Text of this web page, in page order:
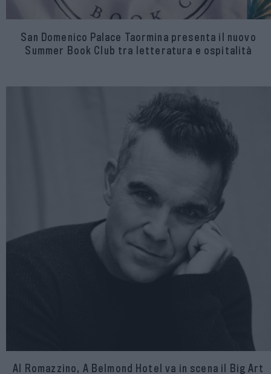
San Domenico Palace Taormina presenta il nuovo
Summer Book Club tra letteratura e ospitalità
Al Romazzino, A Belmond Hotel va in scena il Big Art